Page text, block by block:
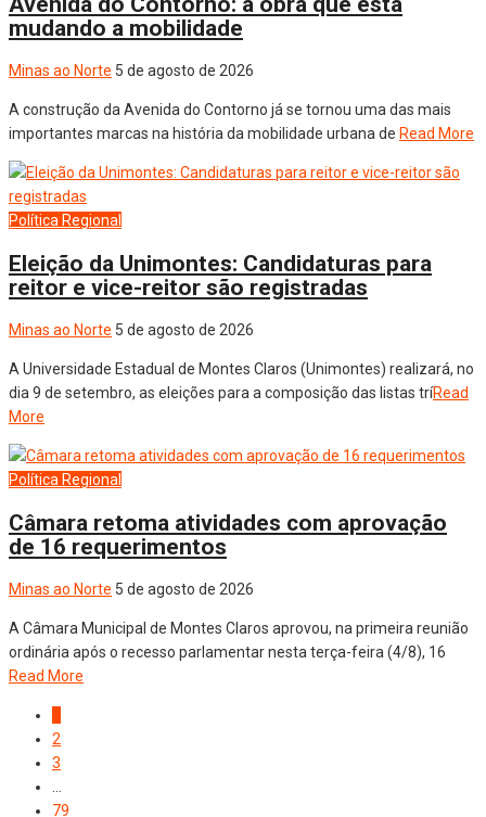
mudando a mobilidade
Minas ao Norte 5 de agosto de 2026
A construção da Avenida do Contorno já se tornou uma das mais
importantes marcas na história da mobilidade urbana de Read More
Política Regional
Eleição da Unimontes: Candidaturas para
reitor e vice-reitor são registradas
Minas ao Norte 5 de agosto de 2026
A Universidade Estadual de Montes Claros (Unimontes) realizará, no
dia 9 de setembro, as eleições para a composição das listas tríRead
More
Política Regional
Câmara retoma atividades com aprovação
de 16 requerimentos
Minas ao Norte 5 de agosto de 2026
A Câmara Municipal de Montes Claros aprovou, na primeira reunião
ordinária após o recesso parlamentar nesta terça-feira (4/8), 16
Read More
2
3
79